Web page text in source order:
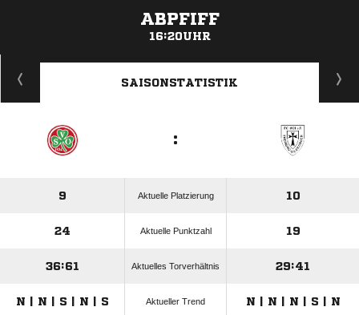
ABPFIFF
16:20UHR
ANZEIGE
SAISONSTATISTIK
:
9 Aktuelle Platzierung 10
24 Aktuelle Punktzahl 19
36:61 Aktuelles Torverhältnis 29:41
N | N | S | N | S Aktueller Trend N | N | N | S | N